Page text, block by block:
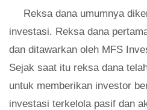
Reksa dana umumnya
investasi. Reksa dana
dan ditawarkan oleh MFS
Sejak saat itu reksa dana
untuk memberikan investor
investasi terkelola pasif dan